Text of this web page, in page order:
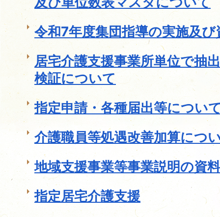
令和7年度集団指導の実施及
居宅介護支援事業所単位で抽
検証について
指定申請・各種届出等につい
介護職員等処遇改善加算につ
地域支援事業等事業説明の資
指定居宅介護支援